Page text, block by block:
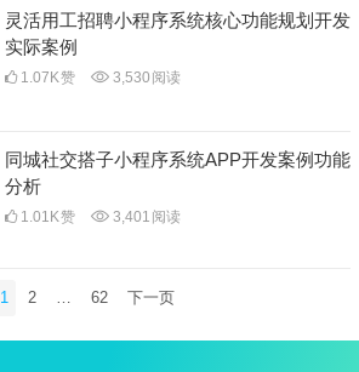
灵活用工招聘小程序系统核心功能规划开发
实际案例
1.07K赞 3,530 阅读
同城社交搭子小程序系统APP开发案例功能
分析
1.01K赞 3,401 阅读
1 2 62 下一页